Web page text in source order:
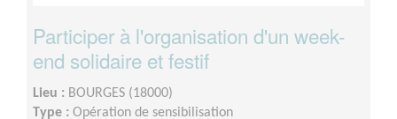
Participer à l'organisation d'un week-
end solidaire et festif
Lieu : BOURGES (18000)
Type : Opération de sensibilisation